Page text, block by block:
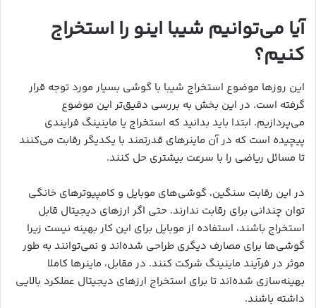
آیا می‌توانیم شیبا اینو را استخراج
کنیم؟
این روزها موضوع استخراج شیبا با گوشی بسیار مورد توجه قرار
گرفته است. در این بخش به بررسی دقیق‌تر این موضوع
می‌پردازیم. ابتدا باید بدانید که استخراج یا ماینینگ فرایندی
پیچیده است که در آن ماینرهای قدرتمند با یکدیگر رقابت می‌کنند
تا مسائل ریاضی را با سرعت بیشتری حل کنند.
در این رقابت سنگین، گوشی‌های موبایل و کامپیوترهای خانگی
توان چندانی برای رقابت ندارند. حتی اگر ارزهای دیجیتال قابل
استخراج باشند، استفاده از موبایل برای این کار بهینه نیست زیرا
گوشی‌ها برای مصارف دیگری طراحی شده‌اند و نمی‌توانند به طور
موثر در فرآیند ماینینگ شرکت کنند. در مقابل، ماینرها کاملا
بهینه‌سازی شده‌اند تا برای استخراج ارزهای دیجیتال عملکرد بالایی
داشته باشند.